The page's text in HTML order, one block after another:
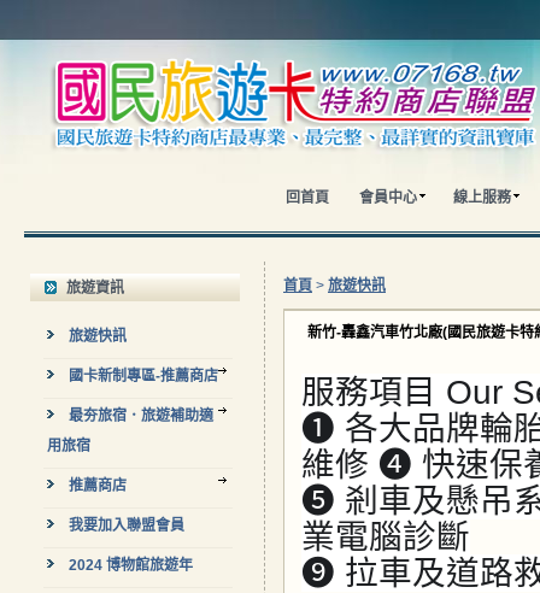
回首頁 會員中心 線上服務
旅遊資訊
旅遊快訊
國卡新制專區-推薦商店
最夯旅宿．旅遊補助適
用旅宿
推薦商店
我要加入聯盟會員
2024 博物館旅遊年
首頁 > 旅遊快訊
新竹-轟鑫汽車竹北廠(國民旅遊卡特
服務項目 Our
➊ 各大品牌輪
維修 ➍ 快速保
➎ 剎車及懸吊
業電腦診斷
➒ 拉車及道路